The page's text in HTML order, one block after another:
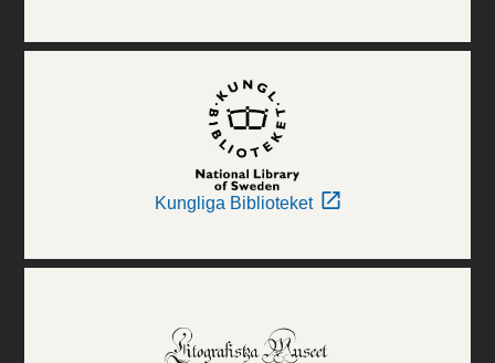
Kungliga Biblioteket